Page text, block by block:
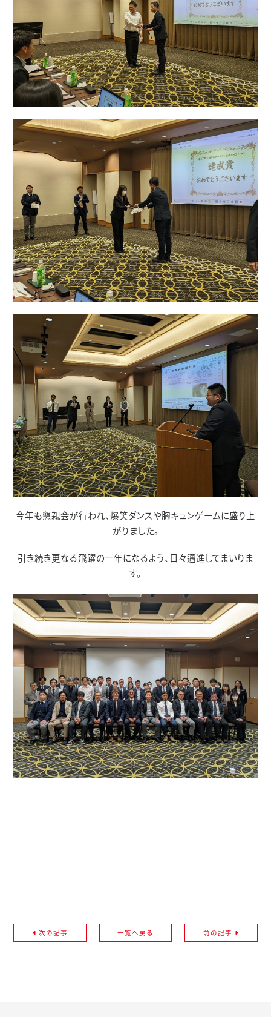
今年も懇親会が行われ、爆笑ダンスや胸キュンゲームに盛り上
がりました。
引き続き更なる飛躍の一年になるよう、日々邁進してまいりま
す。
次の記事 一覧へ戻る 前の記事